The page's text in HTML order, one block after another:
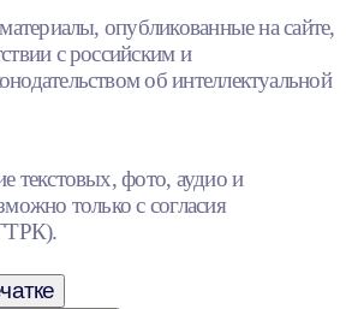
опубликованные на сайте,
с российским и
об интеллектуальной
текстовых, фото, аудио и
только с согласия